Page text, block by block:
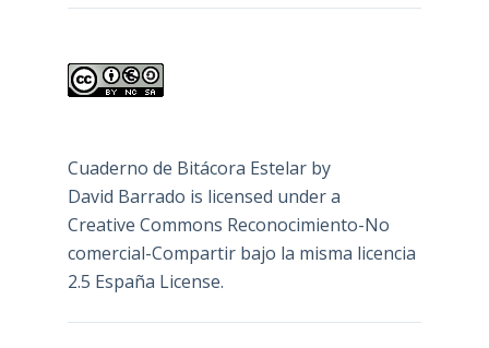
Cuaderno de Bitácora Estelarby
David Barrado is licensed under a
Creative Commons Reconocimiento-No
comercial-Compartir bajo la misma licencia
2.5 España License.